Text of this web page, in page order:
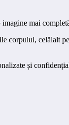
mai
corpului, celălalt
și